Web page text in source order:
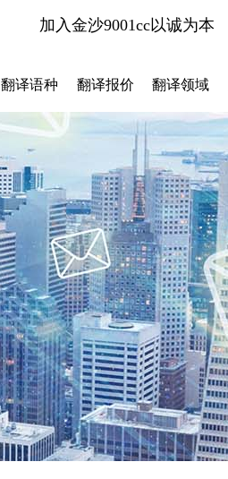
加入金沙9001cc以诚为本
翻译语种 翻译报价 翻译领域